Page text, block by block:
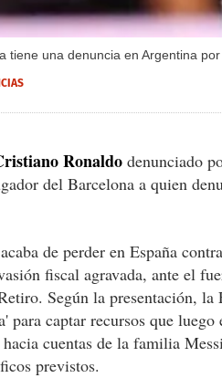
tiene una denuncia en Argentina
Ronaldo denunciado
del Barcelona a quien
de perder en España
fiscal agravada, ante el
Según la presentación,
para captar recursos que luego
cuentas de la familia
previstos.